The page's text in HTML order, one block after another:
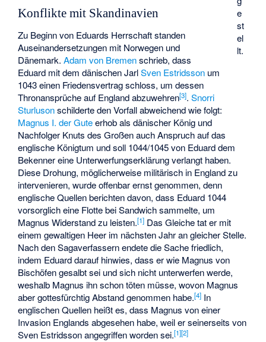
e
st
el
lt.
Konflikte mit Skandinavien
Zu Beginn von Eduards Herrschaft standen
Auseinandersetzungen mit Norwegen und
Dänemark.Adam von Bremenschrieb, dass
Eduard mit dem dänischen JarlSven Estridsson um
1043 einen Friedensvertrag schloss, um dessen
Thronansprüche auf England abzuwehren[3].Snorri
Sturlusonschilderte den Vorfall abweichend wie folgt:
Magnus I. der Guteerhob als dänischer König und
Nachfolger Knuts des Großen auch Anspruch auf das
englische Königtum und soll 1044/1045 von Eduard dem
Bekenner eine Unterwerfungserklärung verlangt haben.
Diese Drohung, möglicherweise militärisch in England zu
intervenieren, wurde offenbar ernst genommen, denn
englische Quellen berichten davon, dass Eduard 1044
vorsorglich eine Flotte bei Sandwich sammelte, um
Magnus Widerstand zu leisten.[1] Das Gleiche tat er mit
einem gewaltigen Heer im nächsten Jahr an gleicher Stelle.
Nach den Sagaverfassern endete die Sache friedlich,
indem Eduard darauf hinwies, dass er wie Magnus von
Bischöfen gesalbt sei und sich nicht unterwerfen werde,
weshalb Magnus ihn schon töten müsse, wovon Magnus
aber gottesfürchtig Abstand genommen habe.[4] In
englischen Quellen heißt es, dass Magnus von einer
Invasion Englands abgesehen habe, weil er seinerseits von
Sven Estridsson angegriffen worden sei.[1][2]